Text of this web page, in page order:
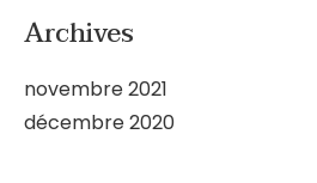
Archives
novembre 2021
décembre 2020